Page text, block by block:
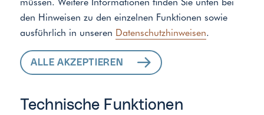
den Hinweisen zu den einzelnen Funktionen sowie
ausführlich in unseren Datenschutzhinweisen.
ALLE AKZEPTIEREN
Technische Funktionen
FÜR IHR ZUHAUSE